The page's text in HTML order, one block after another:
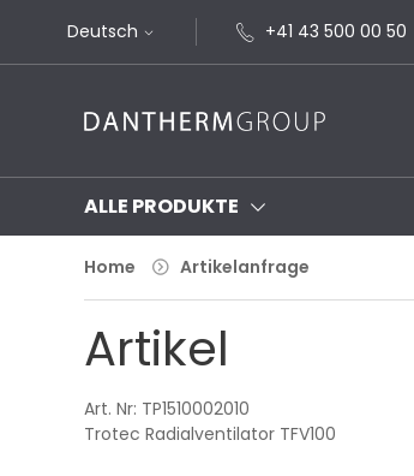
Deutsch +41 43 500 00 50
ALLE PRODUKTE
Home Artikelanfrage
Artikel
Art. Nr: TP1510002010
Trotec Radialventilator TFV100